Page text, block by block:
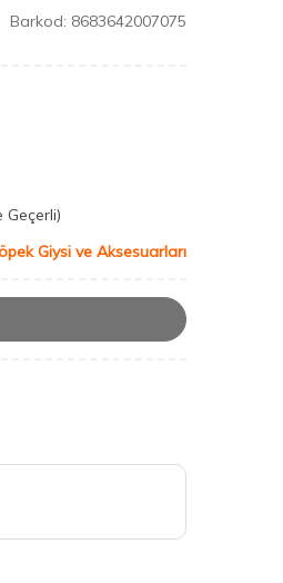
Barkod: 8683642007075
Geçerli)
Giysi ve Aksesuarları